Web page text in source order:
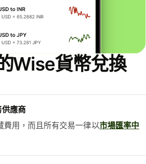
Wise貨幣兌換
供應商
費用，而且所有交易一律以市場匯率中